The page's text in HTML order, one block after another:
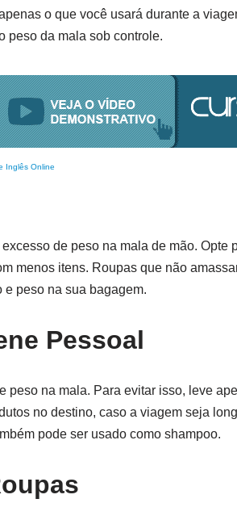
o que você usará durante a
peso da mala sob controle.
Inglês Online
de peso na mala de mão. Opte
menos itens. Roupas que não
peso na sua bagagem.
Pessoal
na mala. Para evitar isso, leve
no destino, caso a viagem seja
pode ser usado como shampoo.